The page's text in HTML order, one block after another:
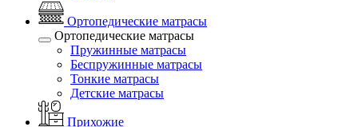
Ортопедические матрасы
Ортопедические матрасы
Пружинные матрасы
Беспружинные матрасы
Тонкие матрасы
Детские матрасы
Прихожие